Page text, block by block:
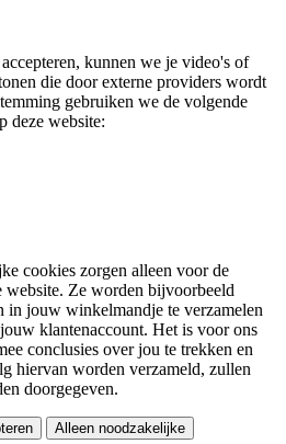
kunnen we je video's of
die door externe providers wordt
gebruiken we de volgende
deze website:
cookies zorgen alleen voor de
website. Ze worden bijvoorbeeld
in jouw winkelmandje te verzamelen
klantenaccount. Het is voor ons
conclusies over jou te trekken en
hiervan worden verzameld, zullen
doorgegeven.
Alleen noodzakelijke